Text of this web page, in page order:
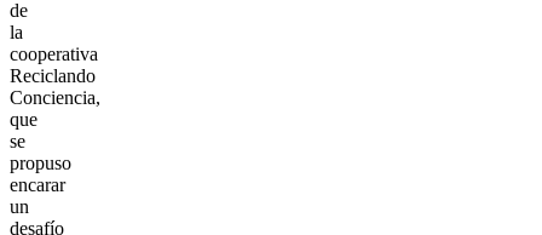
de
la
cooperativa
Reciclando
Conciencia,
que
se
propuso
encarar
un
desafío